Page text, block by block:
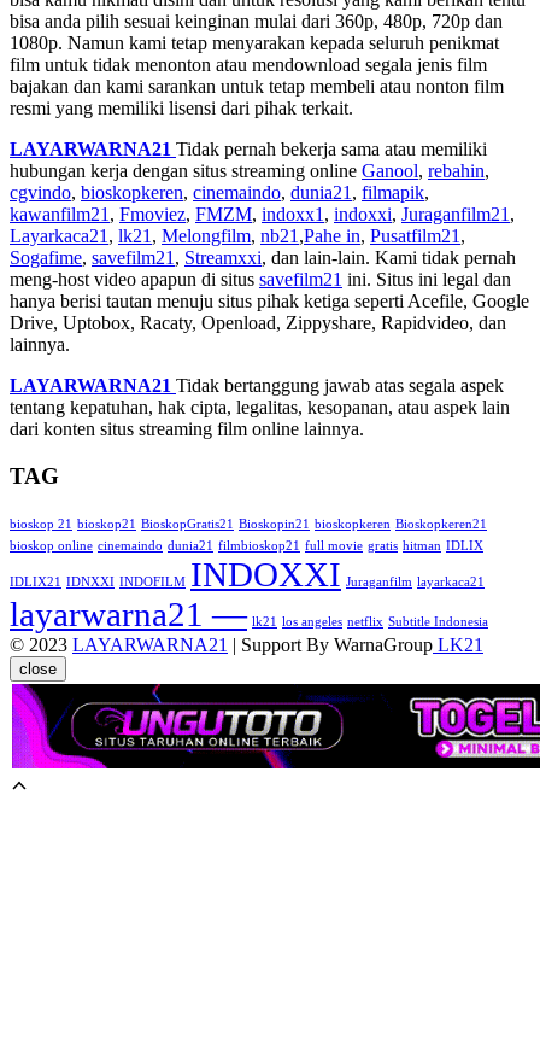
bisa anda pilih sesuai keinginan mulai dari 360p, 480p, 720p dan
1080p. Namun kami tetap menyarakan kepada seluruh penikmat
film untuk tidak menonton atau mendownload segala jenis film
bajakan dan kami sarankan untuk tetap membeli atau nonton film
resmi yang memiliki lisensi dari pihak terkait.
LAYARWARNA21 Tidak pernah bekerja sama atau memiliki
hubungan kerja dengan situs streaming online Ganool, rebahin,
cgvindo, bioskopkeren, cinemaindo, dunia21 , filmapik,
kawanfilm21 , Fmoviez, FMZM, indoxx1 , indoxxi, Juraganfilm21 ,
Layarkaca21 , lk21 , Melongfilm, nb21 ,Pahe in, Pusatfilm21 ,
Sogafime, savefilm21 , Streamxxi, dan lain-lain. Kami tidak pernah
meng-host video apapun di situs savefilm21 ini. Situs ini legal dan
hanya berisi tautan menuju situs pihak ketiga seperti Acefile, Google
Drive, Uptobox, Racaty, Openload, Zippyshare, Rapidvideo, dan
lainnya.
LAYARWARNA21 Tidak bertanggung jawab atas segala aspek
tentang kepatuhan, hak cipta, legalitas, kesopanan, atau aspek lain
dari konten situs streaming film online lainnya.
TAG
bioskop 21 bioskop21 BioskopGratis21 Bioskopin21 bioskopkeren Bioskopkeren21
bioskop online cinemaindo dunia21 filmbioskop21 full movie gratis hitman IDLIX
IDLIX21 IDNXXI INDOFILM INDOXXI Juraganfilm layarkaca21
layarwarna21 — lk21 los angeles netflix Subtitle Indonesia
© 2023 LAYARWARNA21 | Support By WarnaGroup LK21
close